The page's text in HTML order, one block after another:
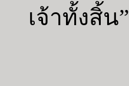
เจ้าทั้งสิ้น”